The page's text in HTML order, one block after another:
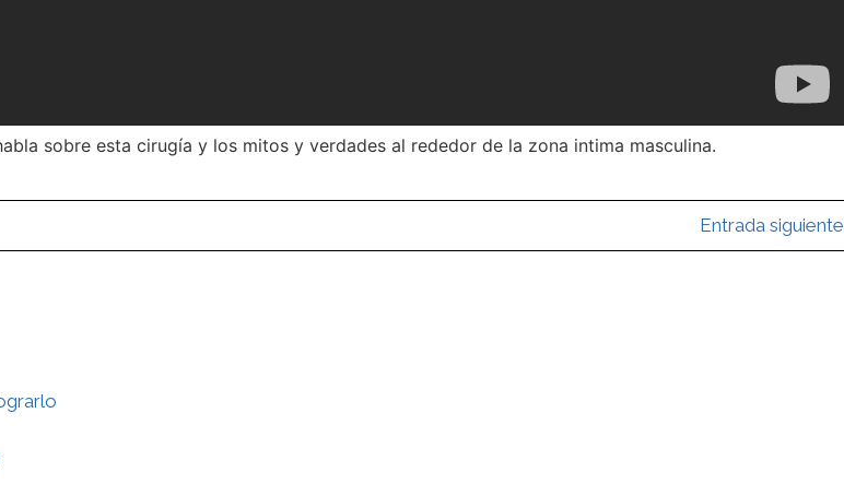
sobre esta cirugía y los mitos y verdades al rededor de la zona intima masculina.
Entrada siguiente